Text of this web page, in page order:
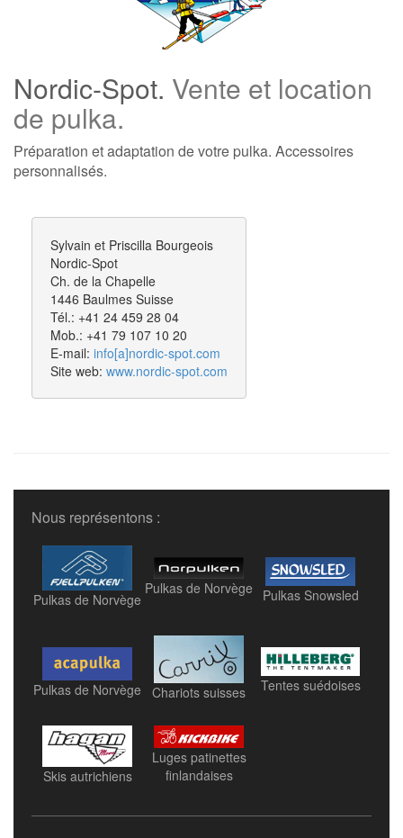
Nordic-Spot. Vente et location
de pulka.
Préparation et adaptation de votre pulka. Accessoires
personnalisés.
Sylvain et Priscilla Bourgeois
Nordic-Spot
Ch. de la Chapelle
1446 Baulmes Suisse
Tél.: +41 24 459 28 04
Mob.: +41 79 107 10 20
E-mail: info[a]nordic-spot.com
Site web: www.nordic-spot.com
Nous représentons :
Pulkas de Norvège
Pulkas de Norvège Pulkas Snowsled
Pulkas de Norvège Chariots suisses Tentes suédoises
Skis autrichiens
Luges patinettes
finlandaises